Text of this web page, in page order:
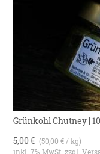
Grünkohl Chutney |
5,00 € (50,00 € / kg)
inkl. 7% MwSt. zzgl.